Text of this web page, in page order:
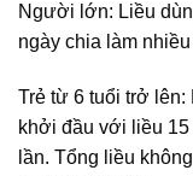
Người lớn: Liều
ngày chia làm
Trẻ từ 6 tuổi trở
khởi đầu với liều
lần. Tổng liều